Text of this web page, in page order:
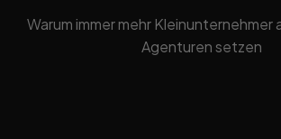
Warum immer mehr
Agenturen setzen